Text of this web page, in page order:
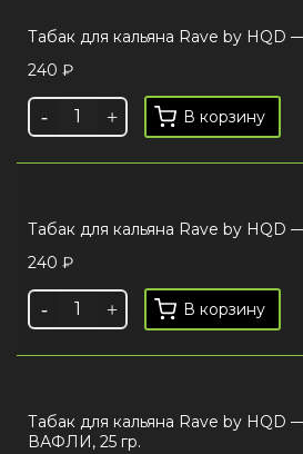
Табак для кальяна Rave by
240 ₽
В корзину
Табак для кальяна Rave by HQD
240 ₽
В корзину
Табак для кальяна Rave by
ВАФЛИ, 25 гр.